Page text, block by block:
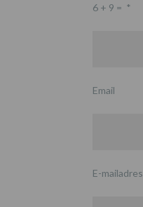
6 + 9 = *
Email
E-mailadres